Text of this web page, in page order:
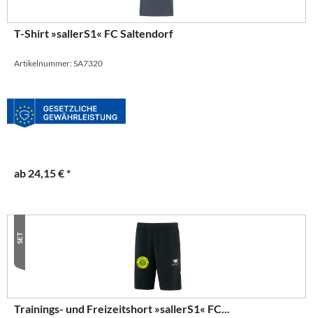
T-Shirt »sallerS1« FC Saltendorf
Artikelnummer: SA7320
ab 24,15 € *
SET
Trainings- und Freizeitshort »sallerS1« FC...